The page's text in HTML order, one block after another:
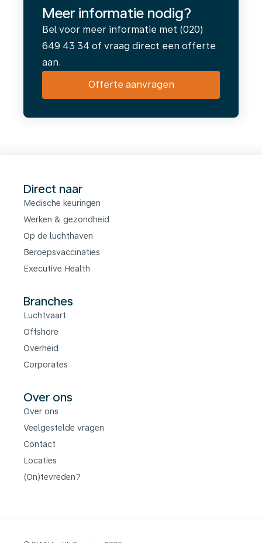
Meer informatie nodig?
Bel voor meer informatie met (020)
649 43 34 of vraag direct een offerte
aan.
Offerte aanvragen
Direct naar
Medische keuringen
Werken & gezondheid
Op de luchthaven
Beroepsvaccinaties
Executive Health
Branches
Luchtvaart
Offshore
Overheid
Corporates
Over ons
Over ons
Veelgestelde vragen
Contact
Locaties
(On)tevreden?